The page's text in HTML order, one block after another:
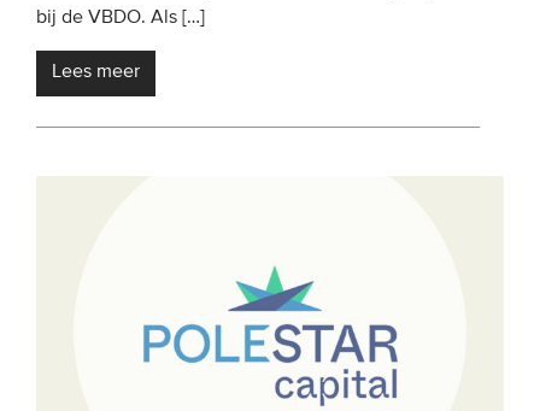
bij de VBDO. Als […]
Lees meer